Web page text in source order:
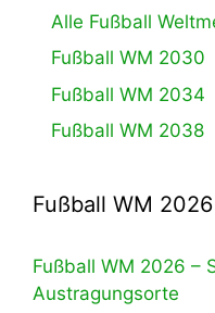
Alle Fußball
Fußball WM 2030
Fußball WM 2034
Fußball WM 2038
Fußball WM 2026
Fußball WM 2026 –
Austragungsorte